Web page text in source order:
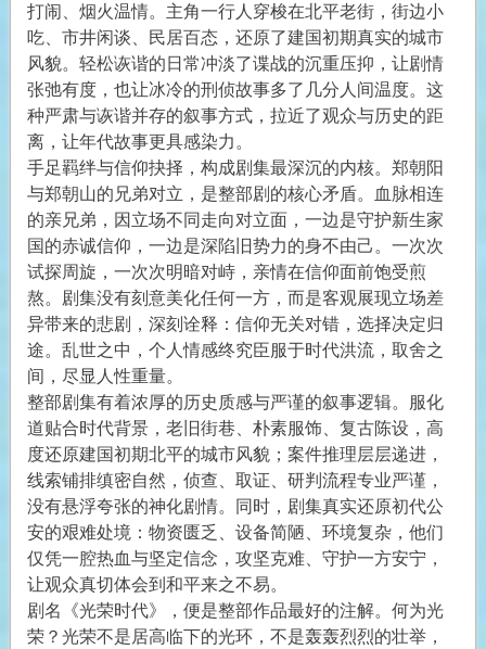
打闹、烟火温情。主角一行人穿梭在北平老街，街边小
吃、市井闲谈、民居百态，还原了建国初期真实的城市
风貌。轻松诙谐的日常冲淡了谍战的沉重压抑，让剧情
张弛有度，也让冰冷的刑侦故事多了几分人间温度。这
种严肃与诙谐并存的叙事方式，拉近了观众与历史的距
离，让年代故事更具感染力。
手足羁绊与信仰抉择，构成剧集最深沉的内核。郑朝阳
与郑朝山的兄弟对立，是整部剧的核心矛盾。血脉相连
的亲兄弟，因立场不同走向对立面，一边是守护新生家
国的赤诚信仰，一边是深陷旧势力的身不由己。一次次
试探周旋，一次次明暗对峙，亲情在信仰面前饱受煎
熬。剧集没有刻意美化任何一方，而是客观展现立场差
异带来的悲剧，深刻诠释：信仰无关对错，选择决定归
途。乱世之中，个人情感终究臣服于时代洪流，取舍之
间，尽显人性重量。
整部剧集有着浓厚的历史质感与严谨的叙事逻辑。服化
道贴合时代背景，老旧街巷、朴素服饰、复古陈设，高
度还原建国初期北平的城市风貌；案件推理层层递进，
线索铺排缜密自然，侦查、取证、研判流程专业严谨，
没有悬浮夸张的神化剧情。同时，剧集真实还原初代公
安的艰难处境：物资匮乏、设备简陋、环境复杂，他们
仅凭一腔热血与坚定信念，攻坚克难、守护一方安宁，
让观众真切体会到和平来之不易。
剧名《光荣时代》，便是整部作品最好的注解。何为光
荣？光荣不是居高临下的光环，不是轰轰烈烈的壮举，